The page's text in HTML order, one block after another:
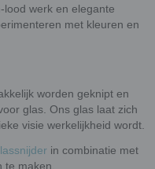
werk en elegante
met kleuren en
worden geknipt en
glas. Ons glas laat zich
visie werkelijkheid wordt.
in combinatie met
maken.